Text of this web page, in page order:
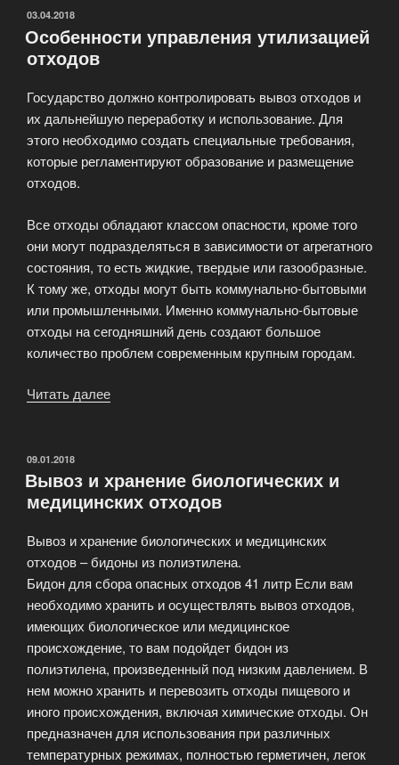
ОПУБЛИКОВАНО
03.04.2018
Особенности управления утилизацией
отходов
Государство должно контролировать вывоз отходов и
их дальнейшую переработку и использование. Для
этого необходимо создать специальные требования,
которые регламентируют образование и размещение
отходов.
Все отходы обладают классом опасности, кроме того
они могут подразделяться в зависимости от агрегатного
состояния, то есть жидкие, твердые или газообразные.
К тому же, отходы могут быть коммунально-бытовыми
или промышленными. Именно коммунально-бытовые
отходы на сегодняшний день создают большое
количество проблем современным крупным городам.
Читать далее
ОПУБЛИКОВАНО
09.01.2018
Вывоз и хранение биологических и
медицинских отходов
Вывоз и хранение биологических и медицинских
отходов – бидоны из полиэтилена.
Бидон для сбора опасных отходов 41 литр Если вам
необходимо хранить и осуществлять вывоз отходов,
имеющих биологическое или медицинское
происхождение, то вам подойдет бидон из
полиэтилена, произведенный под низким давлением. В
нем можно хранить и перевозить отходы пищевого и
иного происхождения, включая химические отходы. Он
предназначен для использования при различных
температурных режимах, полностью герметичен, легок